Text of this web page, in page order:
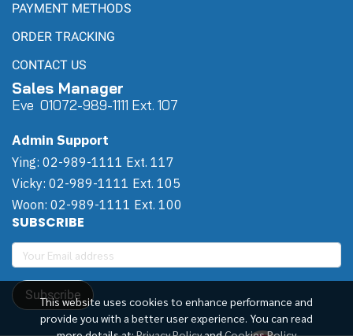
This website uses cookies to enhance performance and
provide you with a better user experience. You can read
PAYMENT METHODS
ORDER TRACKING
CONTACT US
Sales Manager
Eve 01072-989-1111 Ext. 107
Admin Support
Ying: 02-989-1111 Ext. 117
Vicky: 02-989-1111 Ext. 105
Woon: 02-989-1111 Ext. 100
SUBSCRIBE
Subscribe